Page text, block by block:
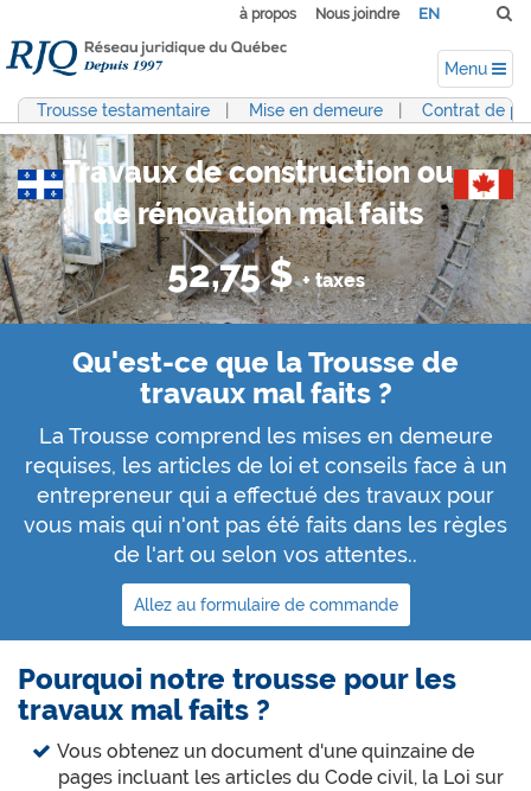
à propos Nous joindre EN
Menu
Trousse testamentaire Mise en demeure Contrat de
Travaux de construction ou
de rénovation mal faits
52,75 $+ taxes
Qu'est-ce que la Trousse de
travaux mal faits?
La Trousse comprend les mises en demeure
requises, les articles de loi et conseils face à un
entrepreneur qui a effectué des travaux pour
vous mais qui n'ont pas été faits dans les règles
de l'art ou selon vos attentes..
Allez au formulaire de commande
Pourquoi notre trousse pour les
travaux mal faits ?
Vous obtenez un document d'une quinzaine de
pages incluant les articles du Code civil, la Loi sur